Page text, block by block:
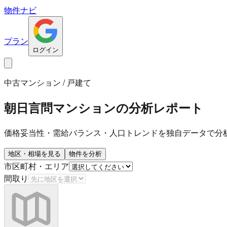
物件ナビ
プラン
ログイン
中古マンション / 戸建て
朝日言問マンションの分析レポート
価格妥当性・需給バランス・人口トレンドを独自データで分
地区・相場を見る 物件を分析
市区町村・エリア
間取り